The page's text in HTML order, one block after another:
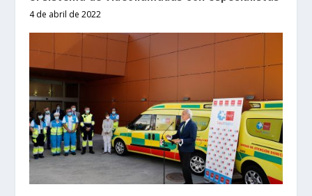
4 de abril de 2022